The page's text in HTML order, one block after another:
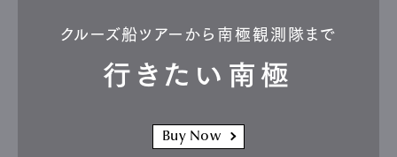
クルーズ船ツアーから南極観測隊まで
行きたい南極
Buy Now